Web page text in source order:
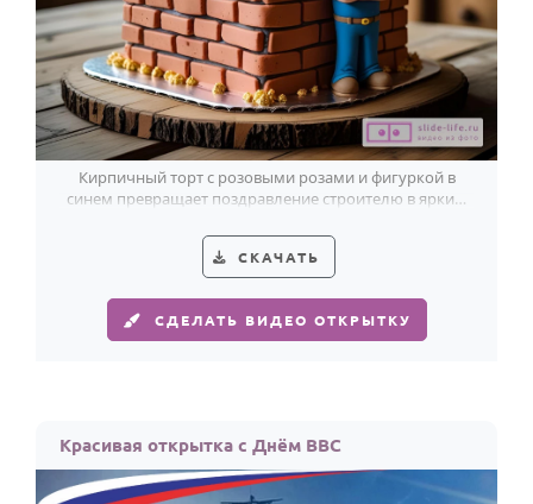
Кирпичный торт с розовыми розами и фигуркой в
синем превращает поздравление строителю в яркий,
СКАЧАТЬ
СДЕЛАТЬ ВИДЕО ОТКРЫТКУ
Красивая открытка с Днём ВВС